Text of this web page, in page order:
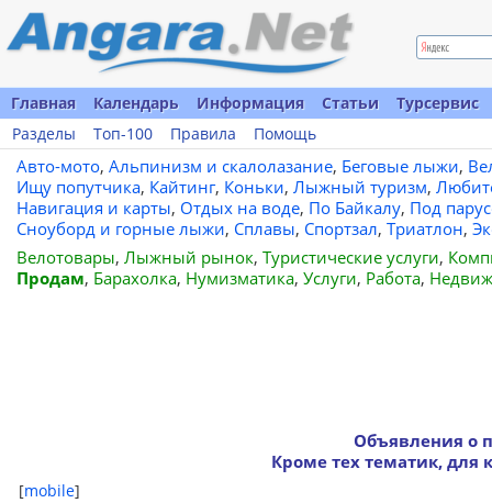
Главная Календарь Информация Статьи
Турсервис
Разделы
Топ-100 Правила Помощь
Авто-мото, Альпинизм и скалолазание, Беговые лыжи,
Ищу попутчика, Кайтинг, Коньки, Лыжный туризм,
Навигация и карты, Отдых на воде, По Байкалу, Под
Сноуборд и горные лыжи, Сплавы, Спортзал, Триатлон,
Велотовары, Лыжный рынок, Туристические услуги,
Продам, Барахолка, Нумизматика, Услуги, Работа,
Объявления о
Кроме тех тематик, для
[mobile]